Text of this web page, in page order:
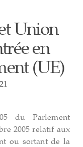
Union
en
(UE)
du Parlement
2005 relatif aux
ou sortant de la